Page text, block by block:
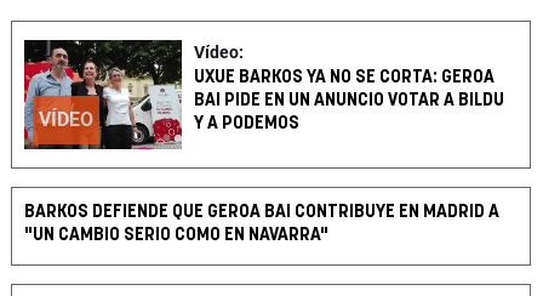
VÍDEO
Vídeo:
UXUE BARKOS YA NO SE CORTA: GEROA
BAI PIDE EN UN ANUNCIO VOTAR A BILDU
Y A PODEMOS
BARKOS DEFIENDE QUE GEROA BAI CONTRIBUYE EN MADRID A
"UN CAMBIO SERIO COMO EN NAVARRA"